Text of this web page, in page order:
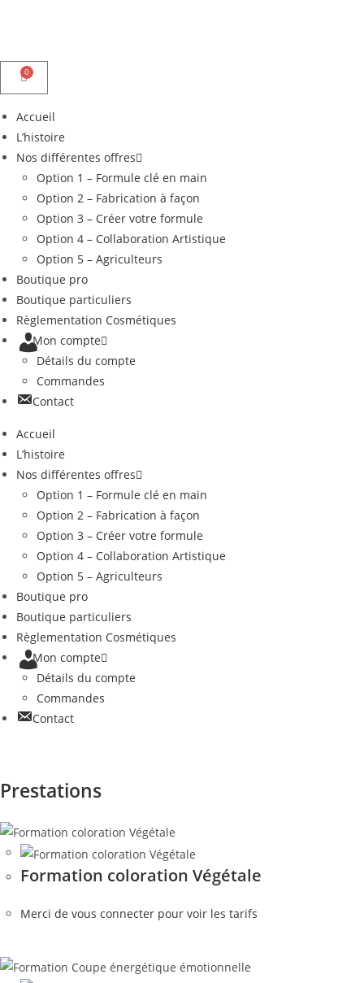
0
Accueil
L’histoire
Nos différentes offres
Option 1 – Formule clé en main
Option 2 – Fabrication à façon
Option 3 – Créer votre formule
Option 4 – Collaboration Artistique
Option 5 – Agriculteurs
Boutique pro
Boutique particuliers
Règlementation Cosmétiques
Mon compte
Détails du compte
Commandes
Contact
Accueil
L’histoire
Nos différentes offres
Option 1 – Formule clé en main
Option 2 – Fabrication à façon
Option 3 – Créer votre formule
Option 4 – Collaboration Artistique
Option 5 – Agriculteurs
Boutique pro
Boutique particuliers
Règlementation Cosmétiques
Mon compte
Détails du compte
Commandes
Contact
Prestations
Formation coloration Végétale
Merci de vous connecter pour voir les tarifs